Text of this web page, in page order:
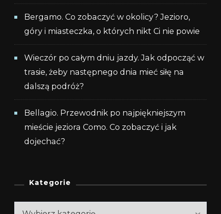
Bergamo. Co zobaczyć w okolicy? Jezioro,
góry i miasteczka, o których nikt Ci nie powie
Wieczór po całym dniu jazdy. Jak odpocząć w
trasie, żeby następnego dnia mieć siłę na
dalszą podróż?
Bellagio. Przewodnik po najpiękniejszym
mieście jeziora Como. Co zobaczyć i jak
dojechać?
Kategorie
Kategorie